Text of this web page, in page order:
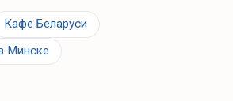
Кафе Беларуси
Минске